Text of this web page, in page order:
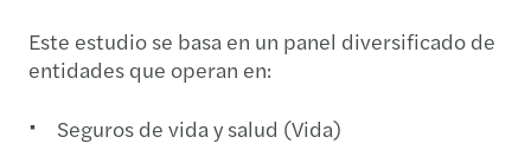
Este estudio se basa en un panel diversificado de
entidades que operan en:
Seguros de vida y salud (Vida)